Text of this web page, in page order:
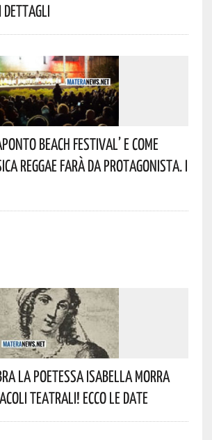
Dettagli
Beach Festival’ E Come
Reggae Farà Da Protagonista. I
La Poetessa Isabella Morra
Teatrali! Ecco Le Date